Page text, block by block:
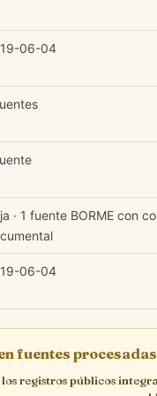
06-04
· 1 fuente BORME con
06-04
fuentes procesadas
registros públicos